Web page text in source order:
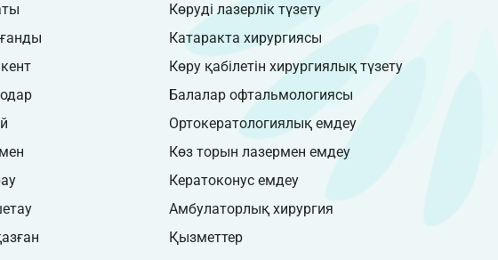
Көруді лазерлік түзету
Катаракта хирургиясы
Көру қабілетін хирургиялық түзету
Балалар офтальмологиясы
Ортокератологиялық емдеу
Көз торын лазермен емдеу
Кератоконус емдеу
Амбулаторлық хирургия
Қызметтер